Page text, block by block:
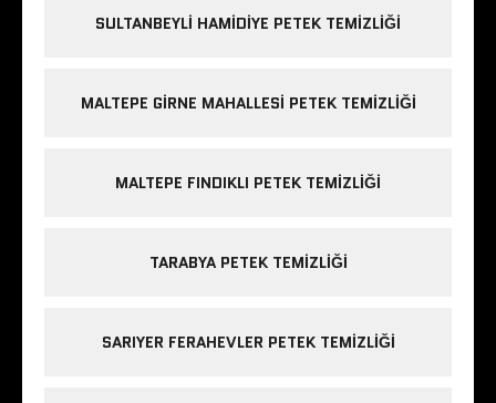
SULTANBEYLI HAMIDIYE PETEK TEMIZLIĞI
MALTEPE GIRNE MAHALLESI PETEK TEMIZLIĞI
MALTEPE FINDIKLI PETEK TEMIZLIĞI
TARABYA PETEK TEMIZLIĞI
SARIYER FERAHEVLER PETEK TEMIZLIĞI